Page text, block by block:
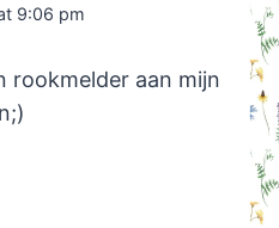
9:06 pm
rookmelder aan mijn